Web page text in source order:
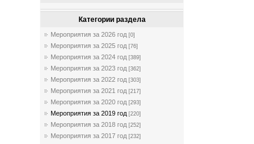
Категории раздела
Мероприятия за 2026 год [0]
Мероприятия за 2025 год [76]
Мероприятия за 2024 год [389]
Мероприятия за 2023 год [362]
Мероприятия за 2022 год [303]
Мероприятия за 2021 год [217]
Мероприятия за 2020 год [293]
Мероприятия за 2019 год [220]
Мероприятия за 2018 год [252]
Мероприятия за 2017 год [232]